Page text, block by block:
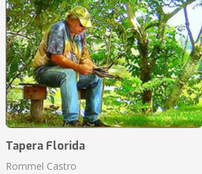
Tapera Florida
Rommel Castro